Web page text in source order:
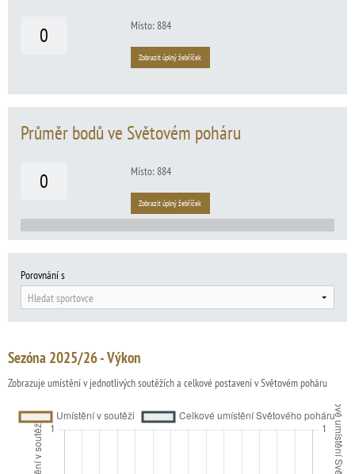
0
Místo: 884
Zobrazit úplný žebříček
Průměr bodů ve Světovém poháru
0
Místo: 884
Zobrazit úplný žebříček
Porovnání s
Hledat sportovce
Sezóna 2025/26 - Výkon
Zobrazuje umístění v jednotlivých soutěžích a celkové postavení v Světovém poháru